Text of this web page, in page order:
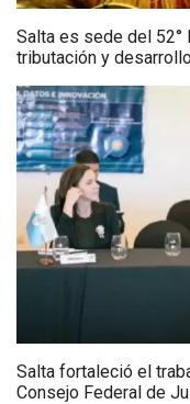
Salta es sede del 52°
tributación y
Salta fortaleció el
Consejo Federal de